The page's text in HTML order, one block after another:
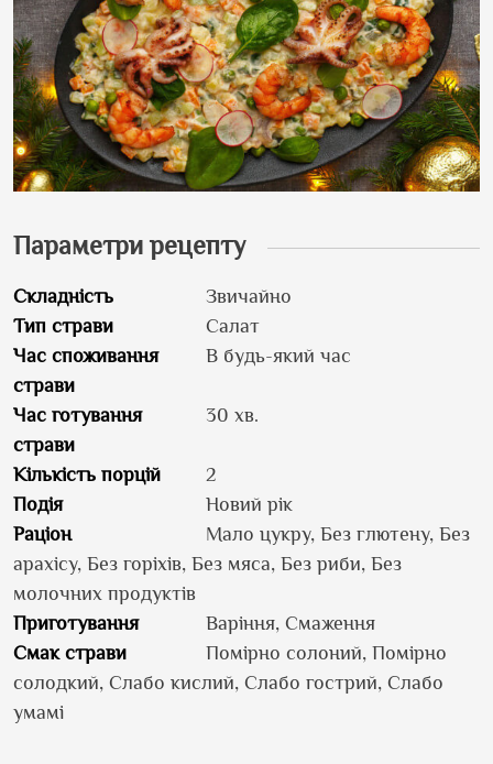
Параметри рецепту
Складність
Звичайно
Тип страви
Салат
Час споживання
страви
В будь-який час
Час готування
страви
30 хв.
Кількість порцій
2
Подія
Новий рік
Раціон
Мало цукру, Без глютену, Без
арахісу, Без горіхів, Без мяса, Без риби, Без
молочних продуктів
Приготування
Варіння, Смаження
Смак страви
Помірно солоний, Помірно
солодкий, Слабо кислий, Слабо гострий, Слабо
умамі